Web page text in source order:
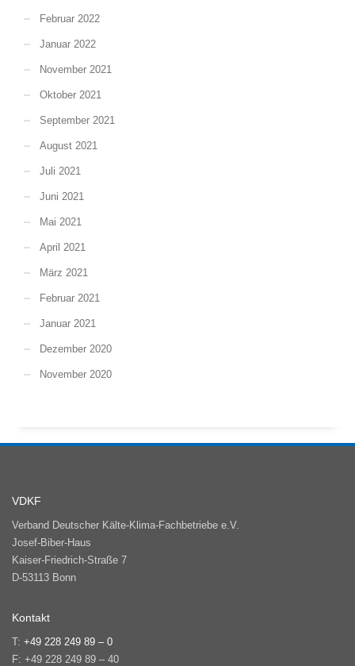
Februar 2022
Januar 2022
November 2021
Oktober 2021
September 2021
August 2021
Juli 2021
Juni 2021
Mai 2021
April 2021
März 2021
Februar 2021
Januar 2021
Dezember 2020
November 2020
VDKF
Verband Deutscher Kälte-Klima-Fachbetriebe e.V.
Josef-Biber-Haus
Kaiser-Friedrich-Straße 7
D-53113 Bonn
Kontakt
T: +49 228 249 89 – 0
F: +49 228 249 89 – 40